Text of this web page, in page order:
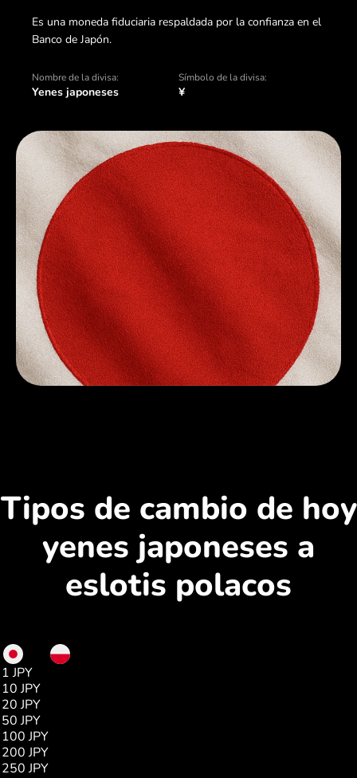
Es una moneda fiduciaria respaldada por la confianza en el
Banco de Japón.
Nombre de la divisa:
Yenes japoneses
Símbolo de la divisa:
¥
Tipos de cambio de hoy
yenes japoneses a
eslotis polacos
1 JPY
10 JPY
20 JPY
50 JPY
100 JPY
200 JPY
250 JPY